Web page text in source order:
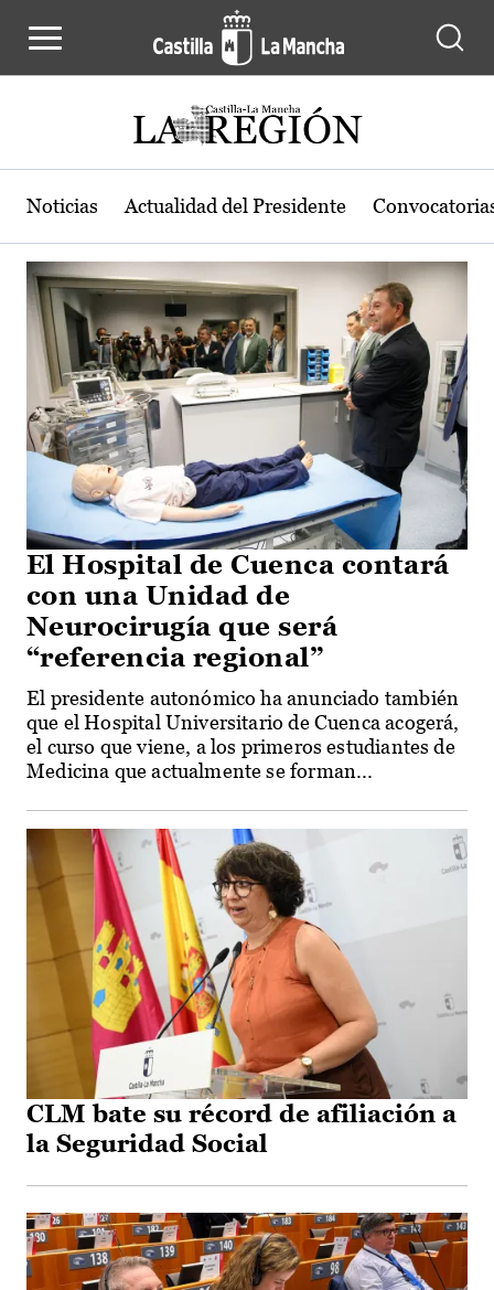
Actualidad de la región de Castilla-
Noticias Actualidad del Presidente
El Hospital de Cuenca contará
con una Unidad de
Neurocirugía que será
“referencia regional”
El presidente autonómico ha anunciado también
que el Hospital Universitario de Cuenca acogerá,
el curso que viene, a los primeros estudiantes de
Medicina que actualmente se forman...
CLM bate su récord de afiliación a
la Seguridad Social